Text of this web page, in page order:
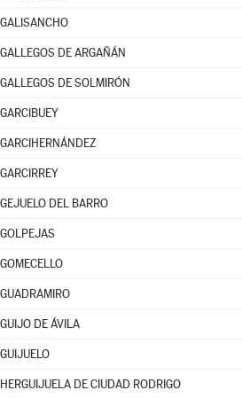
GALISANCHO
GALLEGOS DE ARGAÑÁN
GALLEGOS DE SOLMIRÓN
GARCIBUEY
GARCIHERNÁNDEZ
GARCIRREY
GEJUELO DEL BARRO
GOLPEJAS
GOMECELLO
GUADRAMIRO
GUIJO DE ÁVILA
GUIJUELO
HERGUIJUELA DE CIUDAD RODRIGO